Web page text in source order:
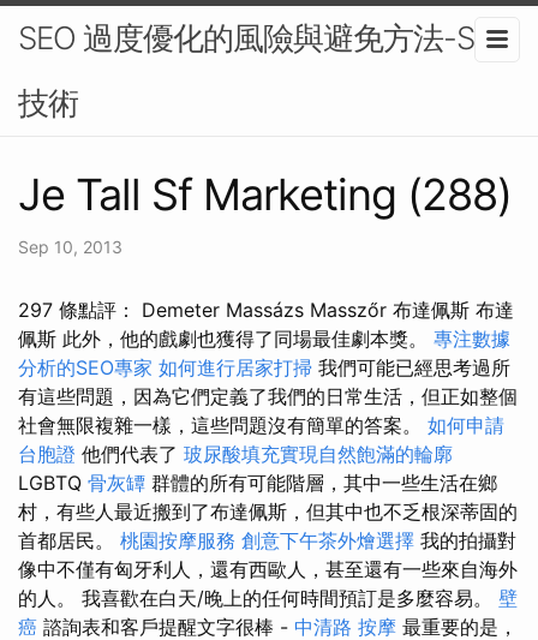
SEO 過度優化的風險與避免方法-SEO
技術
Je Tall Sf Marketing (288)
Sep 10, 2013
297 條點評： Demeter Massázs Masszőr 布達佩斯 布達
佩斯 此外，他的戲劇也獲得了同場最佳劇本獎。 專注數據
分析的SEO專家 如何進行居家打掃 我們可能已經思考過所
有這些問題，因為它們定義了我們的日常生活，但正如整個
社會無限複雜一樣，這些問題沒有簡單的答案。 如何申請
台胞證 他們代表了 玻尿酸填充實現自然飽滿的輪廓
LGBTQ 骨灰罈 群體的所有可能階層，其中一些生活在鄉
村，有些人最近搬到了布達佩斯，但其中也不乏根深蒂固的
首都居民。 桃園按摩服務 創意下午茶外燴選擇 我的拍攝對
像中不僅有匈牙利人，還有西歐人，甚至還有一些來自海外
的人。 我喜歡在白天/晚上的任何時間預訂是多麼容易。 壁
癌 諮詢表和客戶提醒文字很棒 - 中清路 按摩 最重要的是，